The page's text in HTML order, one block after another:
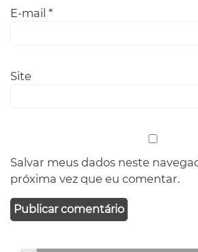
E-mail *
Site
Salvar meus dados neste
próxima vez que eu comentar.